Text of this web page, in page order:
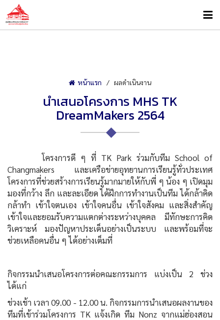
หน้าแรก ผลดำเนินงาน
นำเสนอโครงการ MHS TK
DreamMakers 2564
โครงการดี ๆ ที่ TK Park ร่วมกับทีม School of
Changmakers และเครือข่ายอุทยานการเรียนรู้ทั่วประเทศ
โครงการที่ช่วยสร้างการเรียนรู้มากมายให้กับพี่ ๆ น้อง ๆ เปิดมุม
มองที่กว้าง ลึก และละเอียด ได้ฝึกการทำงานเป็นทีม ได้กล้าคิด
กล้าทำ เข้าใจตนเอง เข้าใจคนอื่น เข้าใจสังคม และสิ่งสำคัญ
เข้าใจและยอมรับความแตกต่างระหว่างบุคคล มีทักษะการคิด
วิเคราะห์ มองปัญหาประเด็นอย่างเป็นระบบ และพร้อมที่จะ
ช่วยเหลือคนอื่น ๆ ได้อย่างเต็มที่
กิจกรรมนำเสนอโครงการต่อคณะกรรมการ แบ่งเป็น 2 ช่วง
ได้แก่
ช่วงเช้า เวลา 09.00 - 12.00 น. กิจกรรมการนำเสนอผลงานของ
ทีมที่เข้าร่วมโครงการ TK แจ้งเกิด ทีม Nonz จากแม่ฮ่องสอน